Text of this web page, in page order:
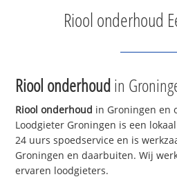
Riool onderhoud
Riool onderhoudin
Riool onderhoud in Groningen en
Loodgieter Groningen is een
24 uurs spoedservice en is
Groningen en daarbuiten. Wij
ervaren loodgieters.